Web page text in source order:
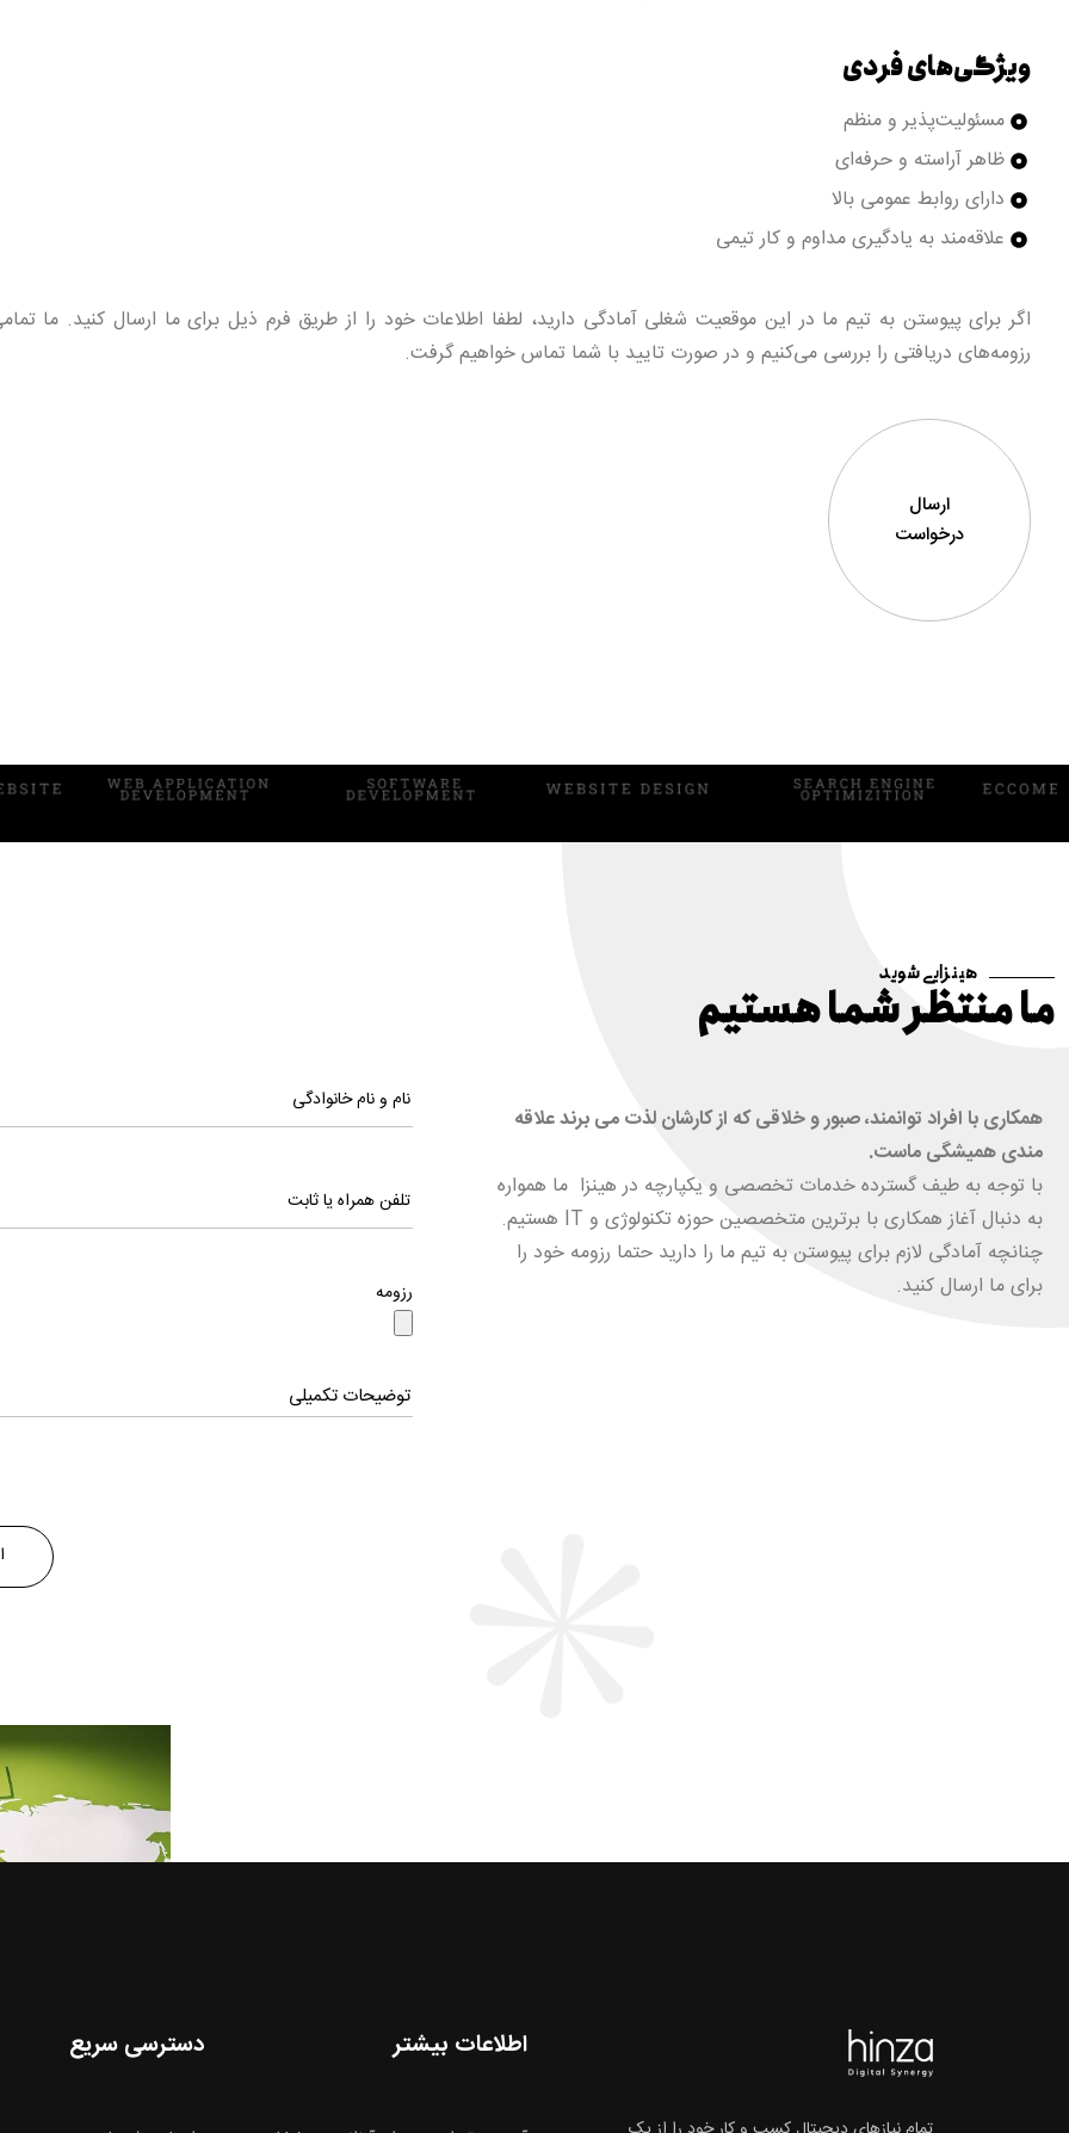
ویژگی‌های فردی
مسئولیت‌پذیر و منظم
ظاهر آراسته و حرفه‌ای
دارای روابط عمومی بالا
علاقه‌مند به یادگیری مداوم و کار تیمی
اگر برای پیوستن به تیم ما در این موقعیت شغلی آمادگی دارید، لطفا اطلاعات خود را از طریق فرم ذیل برای ما ارسال کنید. ما
رزومه‌های دریافتی را بررسی می‌کنیم و در صورت تایید با شما تماس خواهیم گرفت.
ارسال
درخواست
هینزایی شوید
ما منتظر شما هستیم
همکاری با افراد توانمند، صبور و خلاقی که از کارشان لذت می برند علاقه
مندی همیشگی ماست.
با توجه به طیف گسترده خدمات تخصصی و یکپارچه در هینزا ما همواره
به دنبال آغاز همکاری با برترین متخصصین حوزه تکنولوژی و IT هستیم.
چنانچه آمادگی لازم برای پیوستن به تیم ما را دارید حتما رزومه خود را
برای ما ارسال کنید.
رزومه
اطلاعات بیشتر دسترسی سریع